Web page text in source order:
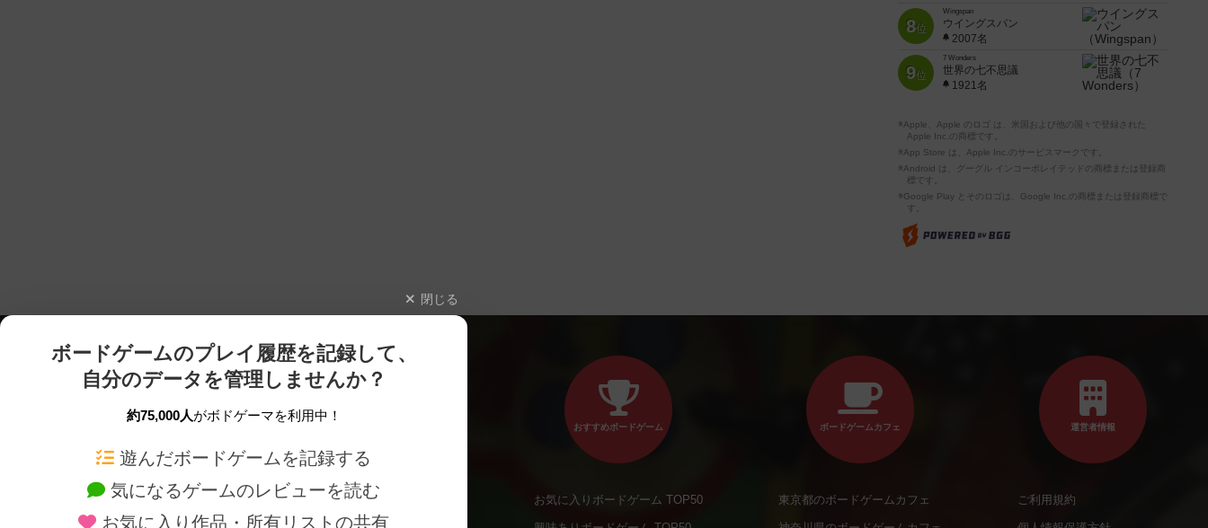
8位
Wingspan
ウイングスパン
2007名
9位
7 Wonders
世界の七不思議
1921名
※Apple、Apple のロゴ は、米国および他の国々で登録された
Apple Inc.の商標です。
※App Store は、Apple Inc.のサービスマークです。
※Android は、グーグル インコーポレイテッドの商標または登録商
標です。
※Google Play とそのロゴは、Google Inc.の商標または登録商標で
す。
閉じる
ボードゲームのプレイ履歴を記録して、
自分のデータを管理しませんか？
約75,000人がボドゲーマを利用中！
遊んだボードゲームを記録する
気になるゲームのレビューを読む
お気に入り作品・所有リストの共有
ボードゲームを検索する 新作・再入荷情報
おすすめボードゲーム
お気に入りボードゲーム TOP50
ボードゲームカフェ
東京都のボードゲームカフェ
運営者情報
ご利用規約